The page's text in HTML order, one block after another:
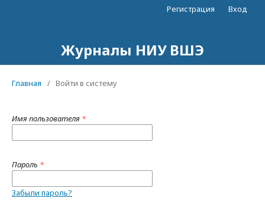
Журналы НИУ ВШЭ
Регистрация Вход
Главная / Войти в систему
Имя пользователя *
Пароль *
Забыли пароль?